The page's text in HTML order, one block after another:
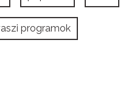
programok